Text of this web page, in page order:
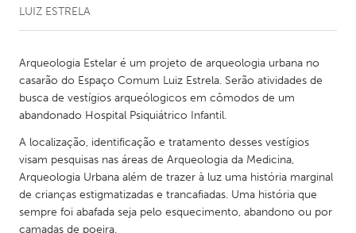
CANADA
Amherstburg
Kingston
Kitchener-Waterloo
New Glasgow
Newmarket
Ottawa
South Shore
Toronto
MALAYSIA
Kuala Lumpur
LUIZ ESTRELA
Arqueologia Estelar é um projeto de arqueologia urbana no
casarão do Espaço Comum Luiz Estrela. Serão atividades de
busca de vestígios arqueólogicos em cômodos de um
abandonado Hospital Psiquiátrico Infantil.
A localização, identificação e tratamento desses vestígios
visam pesquisas nas áreas de Arqueologia da Medicina,
Arqueologia Urbana além de trazer à luz uma história marginal
de crianças estigmatizadas e trancafiadas. Uma história que
sempre foi abafada seja pelo esquecimento, abandono ou por
camadas de poeira.